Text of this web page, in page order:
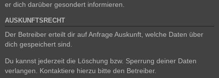
er dich darüber gesondert informieren.
AUSKUNFTSRECHT
Der Betreiber erteilt dir auf Anfrage Auskunft, welche Daten über
dich gespeichert sind.
Du kannst jederzeit die Löschung bzw. Sperrung deiner Daten
verlangen. Kontaktiere hierzu bitte den Betreiber.